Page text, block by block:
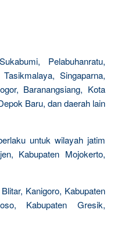
Pelabuhanratu,
Singaparna,
Baranangsiang, Kota
Baru, dan daerah lain
untuk wilayah jatim
Kabupaten Mojokerto,
Kanigoro, Kabupaten
Kabupaten Gresik,